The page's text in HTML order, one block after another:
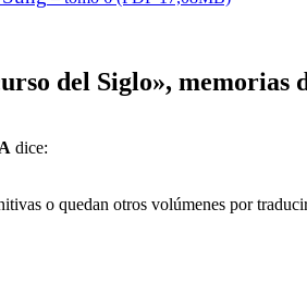
del Siglo»,
dice:
o quedan otros volúmenes por